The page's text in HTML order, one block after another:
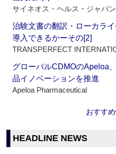
サイネオス・ヘルス・ジャパ
治験文書の翻訳・ローカラ
導入できるかーその[2]
TRANSPERFECT
グローバルCDMOのApeloa
品イノベーションを推進
Apeloa Pharmaceutical
おすす
HEADLINE NEWS